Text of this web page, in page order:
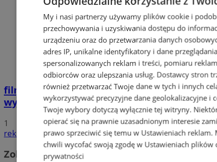
film
Potrącił seniorkę i uciekł z miejsca
wypadku. 20-latek trafił do aresztu
1
reklama
Zobacz również
My i nasi partnerzy używamy plików cookie i
przechowywania i uzyskiwania dostępu do
urządzeniu oraz do przetwarzania danych
adres IP, unikalne identyfikatory i dane
spersonalizowanych reklam i treści, pomiaru
odbiorców oraz ulepszania usług. Dostawcy stron
również przetwarzać Twoje dane w tych i innych
wykorzystywać precyzyjne dane geolokalizacyjne i
Twoje wybory dotyczą wyłącznie tej witryny.
opierać się na prawnie uzasadnionym interesie
prawo sprzeciwić się temu w Ustawieniach reklam.
chwili wycofać swoją zgodę w Ustawieniach plików
prywatności